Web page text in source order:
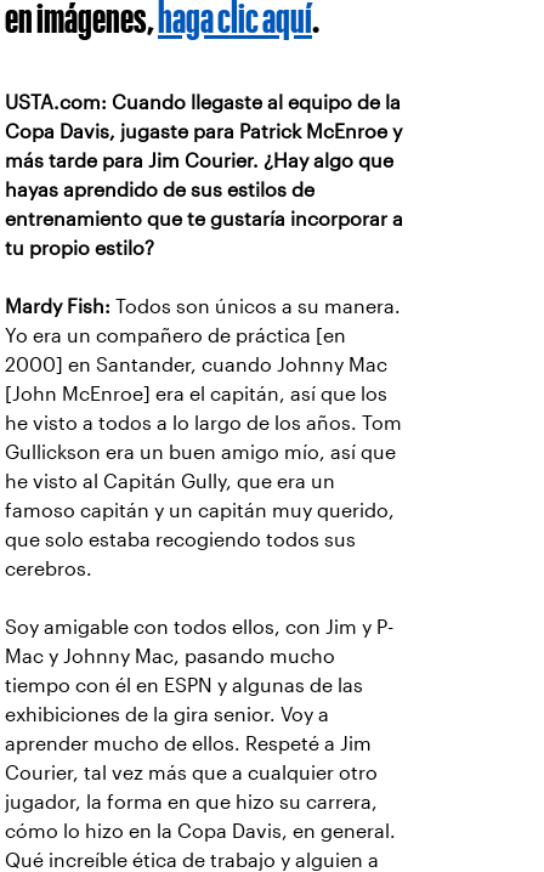
en imágenes, haga clic aquí
USTA.com: Cuando llegaste al equipo de la
Copa Davis, jugaste para Patrick McEnroe y
más tarde para Jim Courier. ¿Hay algo que
hayas aprendido de sus estilos de
entrenamiento que te gustaría incorporar a
tu propio estilo?
Mardy Fish: Todos son únicos a su manera.
Yo era un compañero de práctica [en
2000] en Santander, cuando Johnny Mac
[John McEnroe] era el capitán, así que los
he visto a todos a lo largo de los años. Tom
Gullickson era un buen amigo mío, así que
he visto al Capitán Gully, que era un
famoso capitán y un capitán muy querido,
que solo estaba recogiendo todos sus
cerebros.
Soy amigable con todos ellos, con Jim y P-
Mac y Johnny Mac, pasando mucho
tiempo con él en ESPN y algunas de las
exhibiciones de la gira senior. Voy a
aprender mucho de ellos. Respeté a Jim
Courier, tal vez más que a cualquier otro
jugador, la forma en que hizo su carrera,
cómo lo hizo en la Copa Davis, en general.
Qué increíble ética de trabajo y alguien a